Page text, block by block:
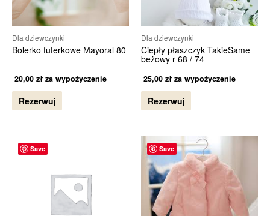
Dla dziewczynki
Bolerko futerkowe Mayoral 80
20,00 zł za wypożyczenie
Rezerwuj
Dla dziewczynki
Ciepły płaszczyk TakieSame
beżowy r 68 / 74
25,00 zł za wypożyczenie
Rezerwuj
Save Save